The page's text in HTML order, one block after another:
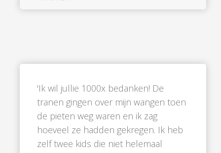
'Ik wil jullie 1000x bedanken! De
tranen gingen over mijn wangen toen
de pieten weg waren en ik zag
hoeveel ze hadden gekregen. Ik heb
zelf twee kids die niet helemaal